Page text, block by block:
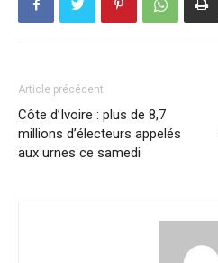
Article précédent
Côte d’Ivoire : plus de 8,7
millions d’électeurs appelés
aux urnes ce samedi